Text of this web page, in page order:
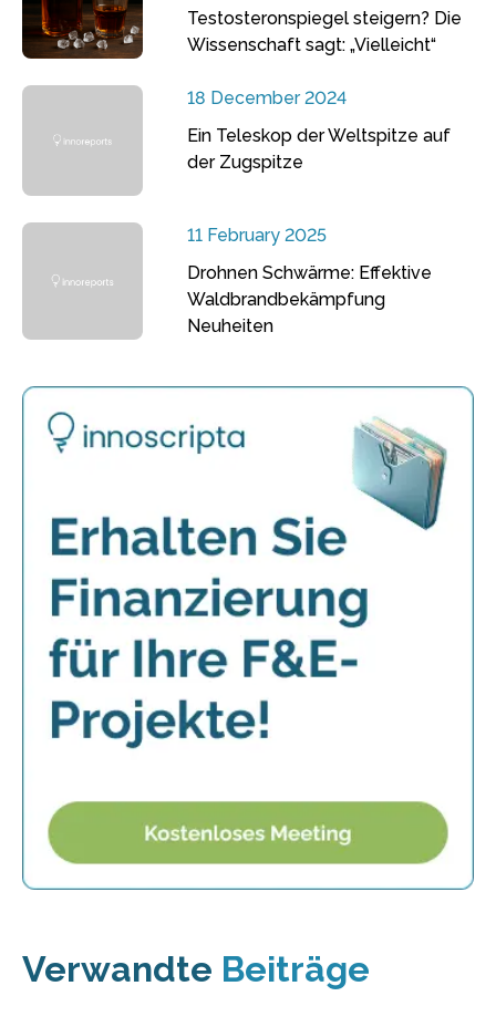
Testosteronspiegel steigern? Die
Wissenschaft sagt: „Vielleicht“
18 December 2024
Ein Teleskop der Weltspitze auf
der Zugspitze
11 February 2025
Drohnen Schwärme: Effektive
Waldbrandbekämpfung
Neuheiten
Verwandte Beiträge